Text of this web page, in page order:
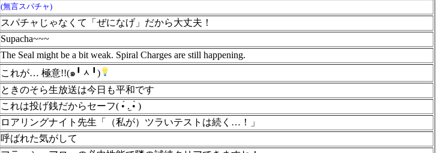
(無言スパチャ)
スパチャじゃなくて「ぜになげ」だから大丈夫！
Supacha~~~
The Seal might be a bit weak. Spiral Charges are still happening.
これが… 極意!!(๑╹ᆺ╹)
ときのそら生放送は今日も平和です
これは投げ銭だからセーフ( •́ .̫ •̀ )
ロアリングナイト先生「（私が）ツラいテストは続く…！」
呼ばれた気がして